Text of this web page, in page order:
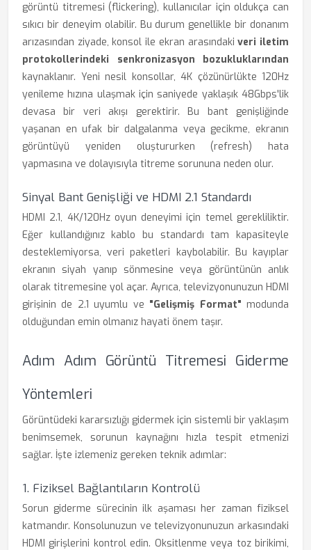
görüntü titremesi (flickering), kullanıcılar için oldukça can
sıkıcı bir deneyim olabilir. Bu durum genellikle bir donanım
arızasından ziyade, konsol ile ekran arasındakiveri iletim
protokollerindeki senkronizasyon bozukluklarından
kaynaklanır. Yeni nesil konsollar, 4K çözünürlükte 120Hz
yenileme hızına ulaşmak için saniyede yaklaşık 48Gbps'lik
devasa bir veri akışı gerektirir. Bu bant genişliğinde
yaşanan en ufak bir dalgalanma veya gecikme, ekranın
görüntüyü yeniden oluştururken (refresh) hata
yapmasına ve dolayısıyla titreme sorununa neden olur.
Sinyal Bant Genişliği ve HDMI 2.1 Standardı
HDMI 2.1, 4K/120Hz oyun deneyimi için temel gerekliliktir.
Eğer kullandığınız kablo bu standardı tam kapasiteyle
desteklemiyorsa, veri paketleri kaybolabilir. Bu kayıplar
ekranın siyah yanıp sönmesine veya görüntünün anlık
olarak titremesine yol açar. Ayrıca, televizyonunuzun HDMI
girişinin de 2.1 uyumlu ve "Gelişmiş Format" modunda
olduğundan emin olmanız hayati önem taşır.
Adım Adım Görüntü Titremesi Giderme
Yöntemleri
Görüntüdeki kararsızlığı gidermek için sistemli bir yaklaşım
benimsemek, sorunun kaynağını hızla tespit etmenizi
sağlar. İşte izlemeniz gereken teknik adımlar:
1. Fiziksel Bağlantıların Kontrolü
Sorun giderme sürecinin ilk aşaması her zaman fiziksel
katmandır. Konsolunuzun ve televizyonunuzun arkasındaki
HDMI girişlerini kontrol edin. Oksitlenme veya toz birikimi,